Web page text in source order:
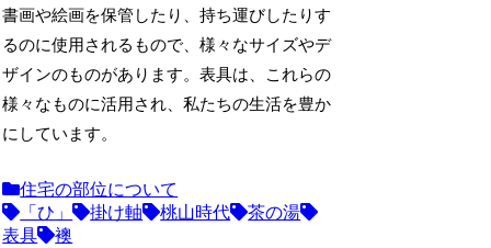
書画や絵画を保管したり、持ち運びしたりす
るのに使用されるもので、様々なサイズやデ
ザインのものがあります。表具は、これらの
様々なものに活用され、私たちの生活を豊か
にしています。
住宅の部位について
「ひ」
掛け軸 桃山時代
茶の湯
表具
襖